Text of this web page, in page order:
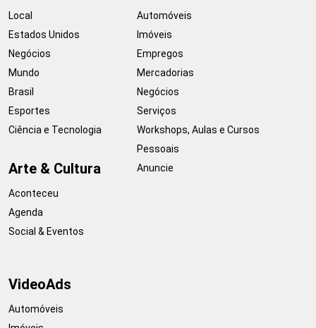
Local
Estados Unidos
Negócios
Mundo
Brasil
Esportes
Ciência e Tecnologia
Arte & Cultura
Aconteceu
Agenda
Social & Eventos
Automóveis
Imóveis
Empregos
Mercadorias
Negócios
Serviços
Workshops, Aulas e Cursos
Pessoais
Anuncie
VideoAds
Automóveis